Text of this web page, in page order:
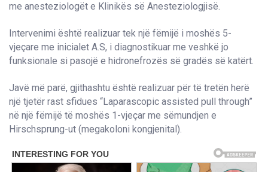
me anesteziologët e Klinikës së Anesteziologjisë.
Intervenimi është realizuar tek një fëmijë i moshës 5-
vjeçare me inicialet A.S, i diagnostikuar me veshkë jo
funksionale si pasojë e hidronefrozës së gradës së katërt.
Javë më parë, gjithashtu është realizuar për të tretën herë
një tjetër rast sfidues “Laparascopic assisted pull through”
në një fëmijë të moshës 1-vjeçar me sëmundjen e
Hirschsprung-ut (megakoloni kongjenital).